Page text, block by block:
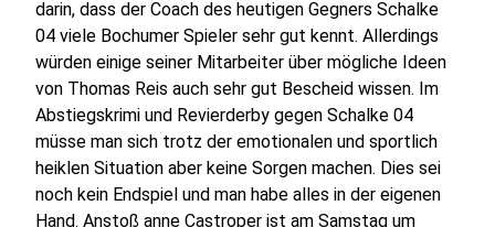
darin, dass der Coach des heutigen Gegners Schalke
04 viele Bochumer Spieler sehr gut kennt. Allerdings
würden einige seiner Mitarbeiter über mögliche Ideen
von Thomas Reis auch sehr gut Bescheid wissen. Im
Abstiegskrimi und Revierderby gegen Schalke 04
müsse man sich trotz der emotionalen und sportlich
heiklen Situation aber keine Sorgen machen. Dies sei
noch kein Endspiel und man habe alles in der eigenen
Hand. Anstoß anne Castroper ist am Samstag um